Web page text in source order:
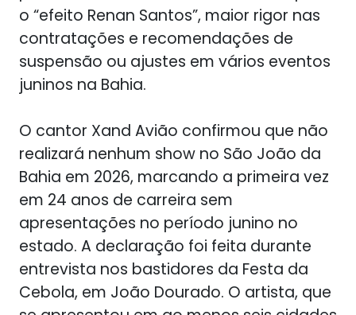
o “efeito Renan Santos”, maior rigor nas
contratações e recomendações de
suspensão ou ajustes em vários eventos
juninos na Bahia.
O cantor Xand Avião confirmou que não
realizará nenhum show no São João da
Bahia em 2026, marcando a primeira vez
em 24 anos de carreira sem
apresentações no período junino no
estado. A declaração foi feita durante
entrevista nos bastidores da Festa da
Cebola, em João Dourado. O artista, que